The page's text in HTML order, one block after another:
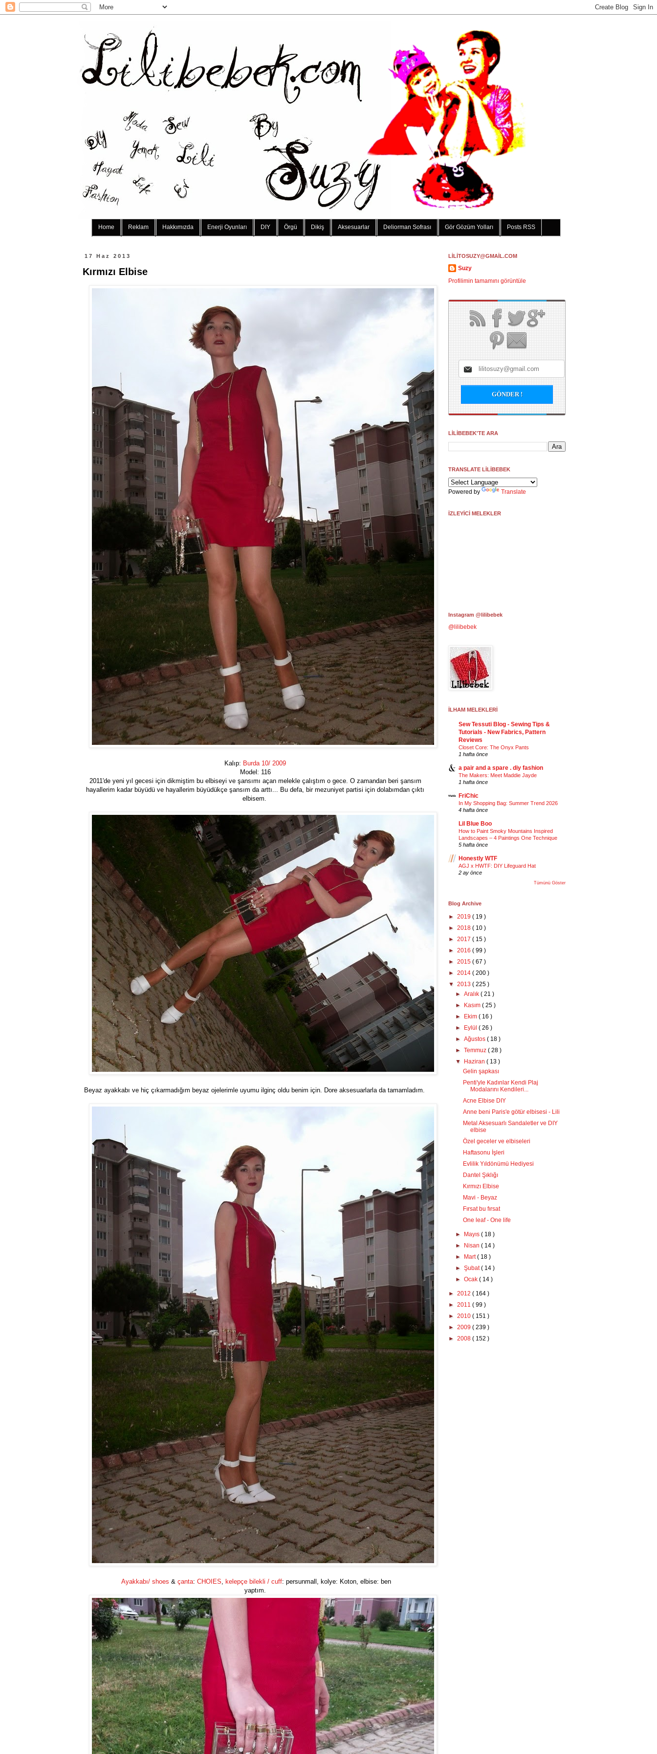
Home Reklam Hakkımızda Enerji Oyunları DIY Örgü Dikiş Aksesuarlar Deliorman Sofrası Gör Gözüm Yolları Posts RSS
17 Haz 2013
Kırmızı Elbise
Kalıp: Burda 10/ 2009
Model: 116
2011'de yeni yıl gecesi için dikmiştim bu elbiseyi ve şansımı açan melekle çalıştım o gece. O zamandan beri şansım
hayallerim kadar büyüdü ve hayallerim büyüdükçe şansım da arttı... Bu defa, bir mezuniyet partisi için dolabımdan çıktı
elbisem.
Beyaz ayakkabı ve hiç çıkarmadığım beyaz ojelerimle uyumu ilginç oldu benim için. Dore aksesuarlarla da tamamladım.
Ayakkabı/ shoes & çanta: CHOIES, kelepçe bilekli / cuff: persunmall, kolye: Koton, elbise: ben
yaptım.
LİLİTOSUZY@GMAİL.COM
Suzy
Profilimin tamamını görüntüle
LİLİBEBEK'TE ARA
TRANSLATE LİLİBEBEK
Powered by Translate
İZLEYİCİ MELEKLER
Instagram @lilibebek
@lilibebek
İLHAM MELEKLERİ
Sew Tessuti Blog - Sewing Tips &
Tutorials - New Fabrics, Pattern
Reviews
Closet Core: The Onyx Pants
1 hafta önce
a pair and a spare . diy fashion
The Makers: Meet Maddie Jayde
1 hafta önce
FriChic
In My Shopping Bag: Summer Trend 2026
4 hafta önce
Lil Blue Boo
How to Paint Smoky Mountains Inspired
Landscapes – 4 Paintings One Technique
5 hafta önce
Honestly WTF
AGJ x HWTF: DIY Lifeguard Hat
2 ay önce
Tümünü Göster
Blog Archive
► 2019 ( 19 )
► 2018 ( 10 )
► 2017 ( 15 )
► 2016 ( 99 )
► 2015 ( 67 )
► 2014 ( 200 )
▼ 2013 ( 225 )
►Aralık( 21 )
►
Kasım( 25 )
►
Ekim( 16 )
►
Eylül( 26 )
►Ağustos( 18 )
►Temmuz( 28 )
▼
Haziran( 13 )
Gelin şapkası
Penti'yle Kadınlar Kendi Plaj
Modalarını Kendileri...
Acne Elbise DIY
Anne beni Paris'e götür elbisesi - Lili
Metal Aksesuarlı Sandaletler ve DIY
elbise
Özel geceler ve elbiseleri
Haftasonu İşleri
Evlilik Yıldönümü Hediyesi
Dantel Şıklığı
Kırmızı Elbise
Mavi - Beyaz
Fırsat bu fırsat
One leaf - One life
► Mayıs( 18 )
►
Nisan( 14 )
►
Mart( 18 )
►Şubat( 14 )
►Ocak( 14 )
► 2012 ( 164 )
► 2011 ( 99 )
► 2010 ( 151 )
► 2009 ( 239 )
► 2008 ( 152 )